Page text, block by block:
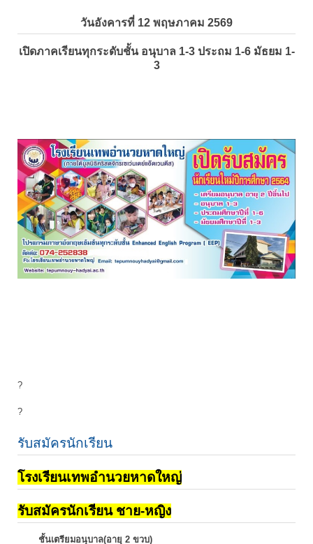
วันอังคารที่ 12 พฤษภาคม 2569
เปิดภาคเรียนทุกระดับชั้น อนุบาล 1-3 ประถม 1-6 มัธยม 1-
3
?
?
รับสมัครนักเรียน
โรงเรียนเทพอำนวยหาดใหญ่
รับสมัครนักเรียน ชาย-หญิง
ชั้นเตรียมอนุบาล(อายุ 2 ขวบ)